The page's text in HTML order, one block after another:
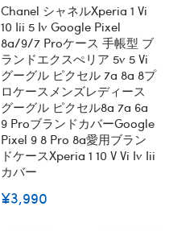
Chanel シャネルxperia 1 Vi
10 Iii 5 Iv Google Pixel
8a/9/7 Proケース 手帳型 ブ
ランドエクスぺリア 5v 5 Vi
グーグル ピクセル 7a 8a 8プ
ロケースメンズレディース
グーグル ピクセル8a 7a 6a
9 ProブランドカバーGoogle
Pixel 9 8 Pro 8a愛用ブラン
ドケースxperia 1 10 V Vi Iv Iii
カバー
¥3,990